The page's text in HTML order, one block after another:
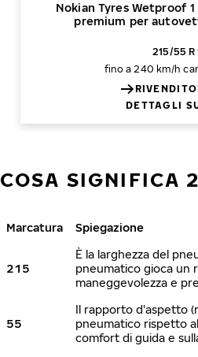
Nokian Tyres Wetproof
premium per
215/55 R
fino a 240 km/h
DETTAGLI
COSA SIGNIFICA
Marcatura Spiegazione
215
È la larghezza del
pneumatico gioca un
maneggevolezza e
55
Il rapporto d'aspetto
pneumatico rispetto
comfort di guida e